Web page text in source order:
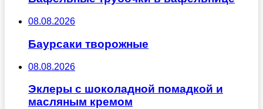
08.08.2026
Баурсаки творожные
08.08.2026
Эклеры с шоколадной помадкой и
масляным кремом